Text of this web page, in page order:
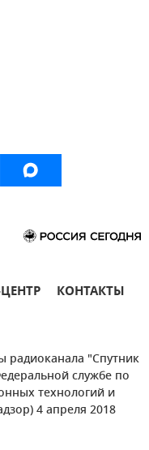
КОНТАКТЫ
радиоканала "Спутник
службе по
технологий и
4 апреля 2018